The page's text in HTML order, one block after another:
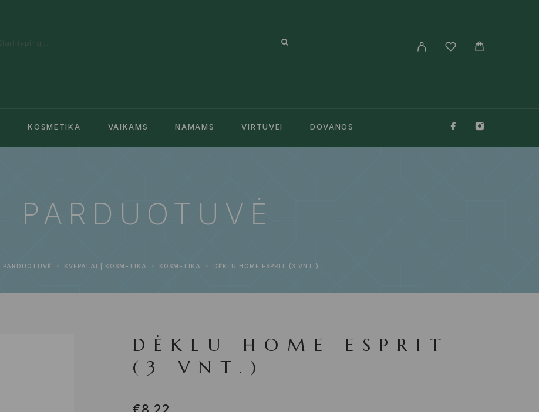
KOSMETIKA VAIKAMS NAMAMS VIRTUVEI DOVANOS
PARDUOTUVĖ
PARDUOTUVĖ KVEPALAI | KOSMETIKA KOSMETIKA DĖKLU HOME ESPRIT (3 VNT.)
DĖKLU HOME ESPRIT
(3 VNT.)